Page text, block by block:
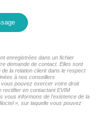
enregistrées dans un fichier
demande de contact. Elles sont
la relation client dans le respect
à nos conseillers
vous pouvez exercer votre droit
rectifier en contactant EVIM
vous informons de l'existence de la
», sur laquelle vous pouvez